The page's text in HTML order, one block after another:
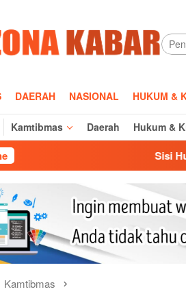
DAERAH NASIONAL HUKUM &
Kamtibmas Daerah Hukum &
Sisi Humanis Razia
Kamtibmas